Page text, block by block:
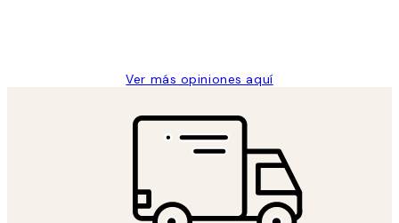
Ver más opiniones aquí